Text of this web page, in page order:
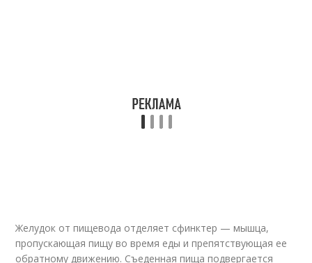
Желудок от пищевода отделяет сфинктер — мышца,
пропускающая пищу во время еды и препятствующая ее
обратному движению. Съеденная пища подвергается